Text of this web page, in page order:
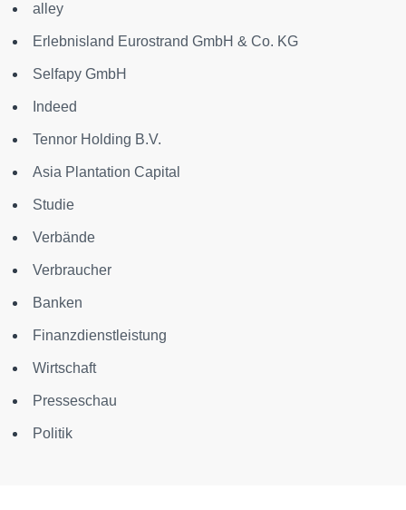
alley
Erlebnisland Eurostrand GmbH & Co. KG
Selfapy GmbH
Indeed
Tennor Holding B.V.
Asia Plantation Capital
Studie
Verbände
Verbraucher
Banken
Finanzdienstleistung
Wirtschaft
Presseschau
Politik